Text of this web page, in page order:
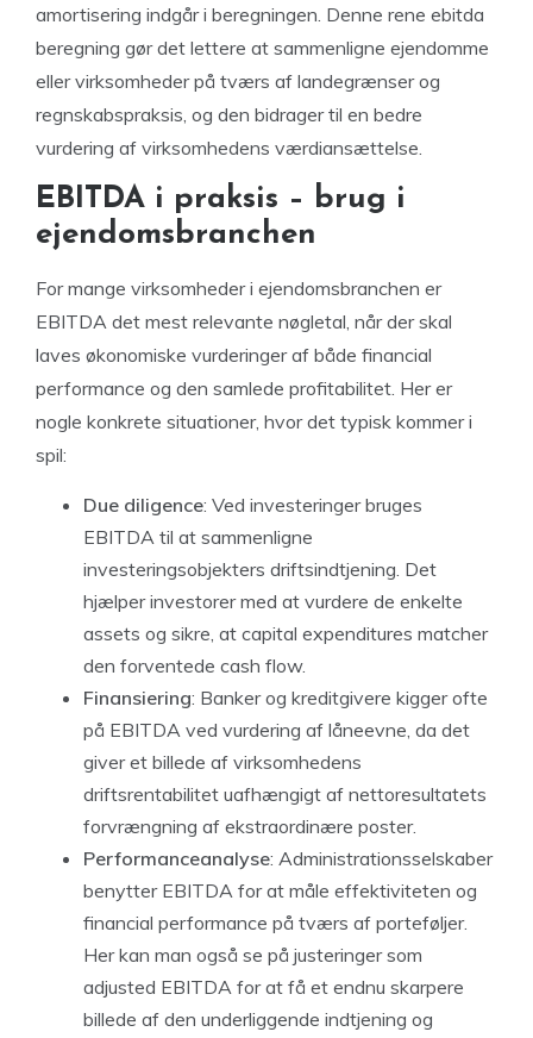
amortisering indgår i beregningen. Denne rene ebitda
beregning gør det lettere at sammenligne ejendomme
eller virksomheder på tværs af landegrænser og
regnskabspraksis, og den bidrager til en bedre
vurdering af virksomhedens værdiansættelse.
EBITDA i praksis – brug i
ejendomsbranchen
For mange virksomheder i ejendomsbranchen er
EBITDA det mest relevante nøgletal, når der skal
laves økonomiske vurderinger af både financial
performance og den samlede profitabilitet. Her er
nogle konkrete situationer, hvor det typisk kommer i
spil:
Due diligence: Ved investeringer bruges
EBITDA til at sammenligne
investeringsobjekters driftsindtjening. Det
hjælper investorer med at vurdere de enkelte
assets og sikre, at capital expenditures matcher
den forventede cash flow.
Finansiering: Banker og kreditgivere kigger ofte
på EBITDA ved vurdering af låneevne, da det
giver et billede af virksomhedens
driftsrentabilitet uafhængigt af nettoresultatets
forvrængning af ekstraordinære poster.
Performanceanalyse: Administrationsselskaber
benytter EBITDA for at måle effektiviteten og
financial performance på tværs af porteføljer.
Her kan man også se på justeringer som
adjusted EBITDA for at få et endnu skarpere
billede af den underliggende indtjening og